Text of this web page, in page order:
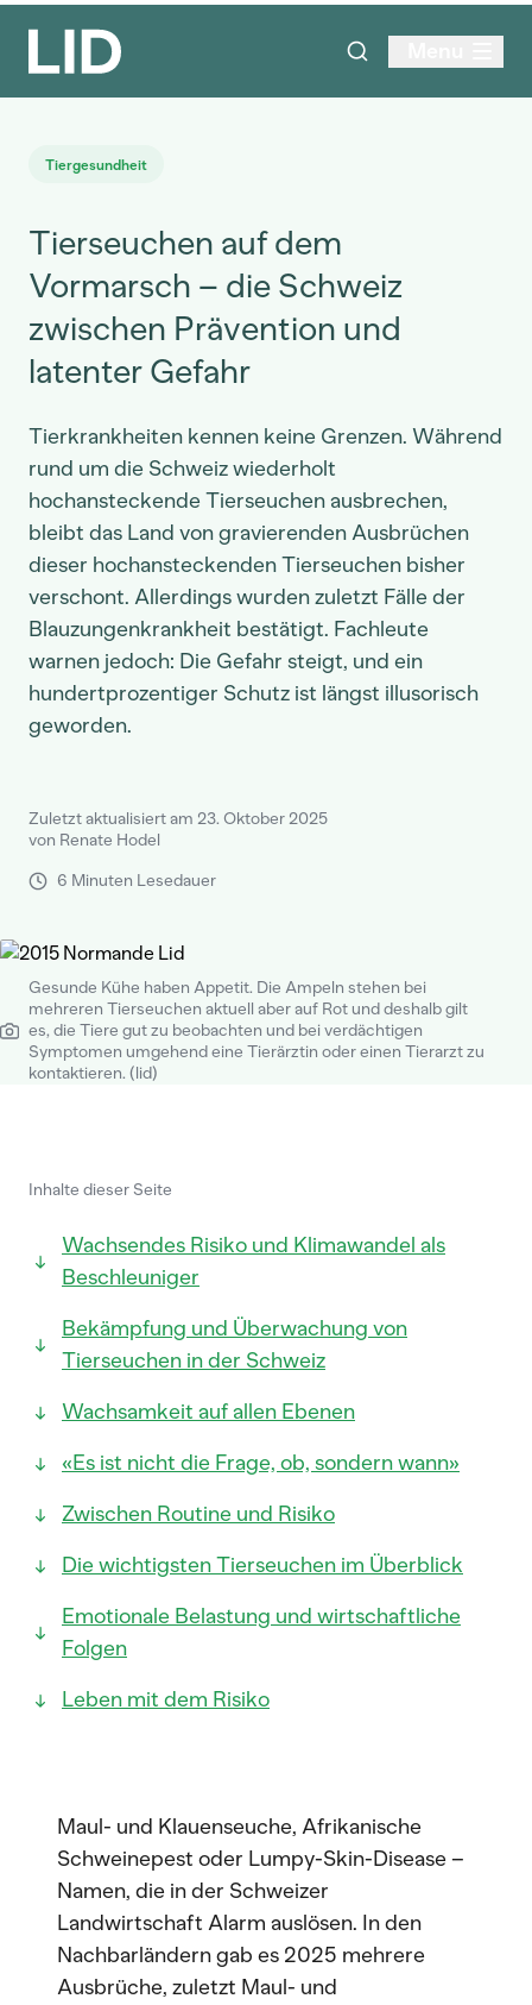
Tiergesundheit
Tierseuchen auf dem
Vormarsch – die Schweiz
zwischen Prävention und
latenter Gefahr
Tierkrankheiten kennen keine Grenzen. Während
rund um die Schweiz wiederholt
hochansteckende Tierseuchen ausbrechen,
bleibt das Land von gravierenden Ausbrüchen
dieser hochansteckenden Tierseuchen bisher
verschont. Allerdings wurden zuletzt Fälle der
Blauzungenkrankheit bestätigt. Fachleute
warnen jedoch: Die Gefahr steigt, und ein
hundertprozentiger Schutz ist längst illusorisch
geworden.
Zuletzt aktualisiert am 23. Oktober 2025
von Renate Hodel
6 Minuten Lesedauer
Gesunde Kühe haben Appetit. Die Ampeln stehen bei
mehreren Tierseuchen aktuell aber auf Rot und deshalb gilt
es, die Tiere gut zu beobachten und bei verdächtigen
Symptomen umgehend eine Tierärztin oder einen Tierarzt zu
kontaktieren. (lid)
Inhalte dieser Seite
Wachsendes Risiko und Klimawandel als
Beschleuniger
Bekämpfung und Überwachung von
Tierseuchen in der Schweiz
Wachsamkeit auf allen Ebenen
«Es ist nicht die Frage, ob, sondern wann»
Zwischen Routine und Risiko
Die wichtigsten Tierseuchen im Überblick
Emotionale Belastung und wirtschaftliche
Folgen
Leben mit dem Risiko
Maul- und Klauenseuche, Afrikanische
Schweinepest oder Lumpy-Skin-Disease –
Namen, die in der Schweizer
Landwirtschaft Alarm auslösen. In den
Nachbarländern gab es 2025 mehrere
Ausbrüche, zuletzt Maul- und